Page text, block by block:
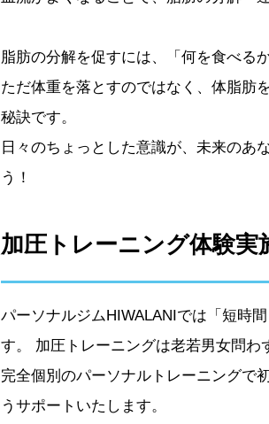
脂肪の分解を促すには、「何を食べる
ただ体重を落とすのではなく、体脂肪
秘訣です。
日々のちょっとした意識が、未来のあ
う！
加圧トレーニング体験実
パーソナルジムHIWALANIでは「短時
す。 加圧トレーニングは老若男女問わ
完全個別のパーソナルトレーニングで
うサポートいたします。